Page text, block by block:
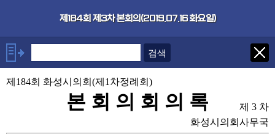
제184회 제3차 본회의(2019.07.16 화요일)
×
안건
○자유발언(최청환 의원, 황광용
의원, 이은진 의원, 구혁모 의원)
1. 화성시 결산검사위원 선임 및
제184회 화성시의회(제1차정례회)
본 회 의 회 의 록
제 3 차
화성시의회사무국